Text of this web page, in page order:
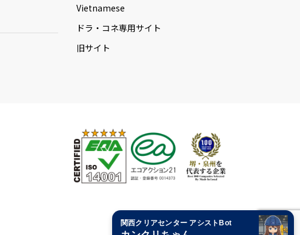
Vietnamese
ドラ・コネ専用サイト
旧サイト